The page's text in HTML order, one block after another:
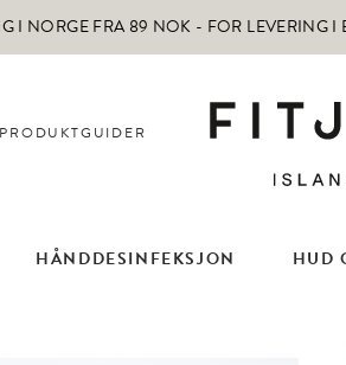
I NORGE FRA 89 NOK - FOR LEVERING I
PRODUKTGUIDER
HÅNDDESINFEKSJON HUD